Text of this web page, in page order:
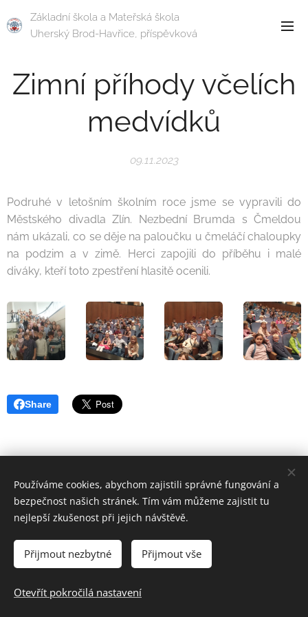
Základní škola a Mateřská škola
Uherský Brod-Havřice, příspěvková
Zimní příhody včelích
medvídků
09.11.2023
Podruhé v letošním školním roce jsme se vypravili do
Městského divadla Zlín. Nezbední Brumda s Čmeldou
nám ukázali, co se děje na paloučku u čmeláčí chaloupky
na podzim a v zimě. Herci zapojili do příběhu i malé
diváky, kteří toto zpestření hlasitě ocenili.
Share
© 2024 Základní škola a Mateřská škola Uherský Brod-Havřice,
příspěvková organizace | Všechna práva vyhrazena.
Cookies
Používáme cookies, abychom zajistili správné fungování a
bezpečnost našich stránek. Tím vám můžeme zajistit tu
nejlepší zkušenost při jejich návštěvě.
Přijmout nezbytné Přijmout vše
Otevřít pokročilá nastavení